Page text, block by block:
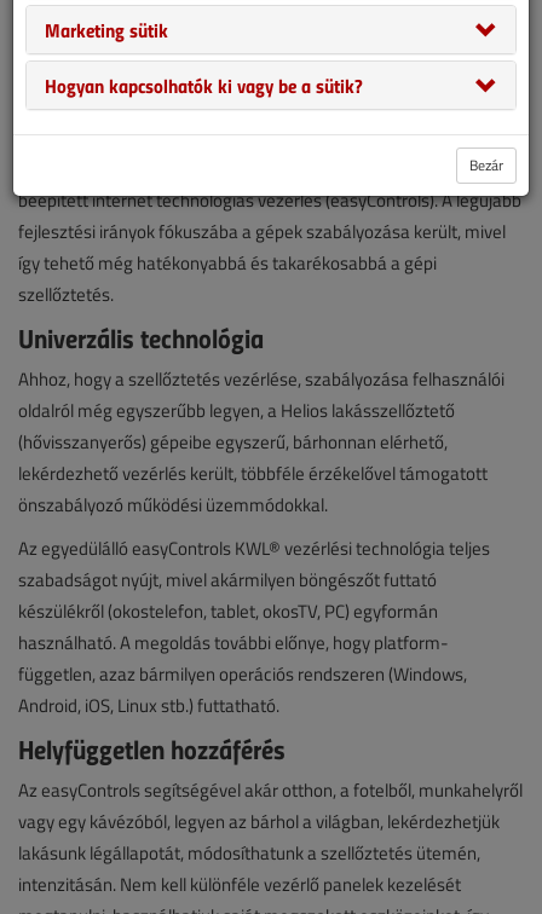
A digitális forradalom hatásaként az információs és
kommunikációs technológia robbanásszerű fejlődése
természetesen az épületgépészet és az ehhez kapcsolódó
épületfelügyeleti rendszerek – például intelligens lakások – világát
is érintette. A piacvezető német Helios ventilátorgyártó cég
beépített internet technológiás vezérlés (easyControls). A legújabb
fejlesztési irányok fókuszába a gépek szabályozása került, mivel
így tehető még hatékonyabbá és takarékosabbá a gépi
szellőztetés.
Univerzális technológia
Ahhoz, hogy a szellőztetés vezérlése, szabályozása felhasználói
oldalról még egyszerűbb legyen, a Helios lakásszellőztető
(hővisszanyerős) gépeibe egyszerű, bárhonnan elérhető,
lekérdezhető vezérlés került, többféle érzékelővel támogatott
önszabályozó működési üzemmódokkal.
Az egyedülálló easyControls KWL® vezérlési technológia teljes
szabadságot nyújt, mivel akármilyen böngészőt futtató
készülékről (okostelefon, tablet, okosTV, PC) egyformán
használható. A megoldás további előnye, hogy platform-
független, azaz bármilyen operációs rendszeren (Windows,
Android, iOS, Linux stb.) futtatható.
Helyfüggetlen hozzáférés
Az easyControls segítségével akár otthon, a fotelből, munkahelyről
vagy egy kávézóból, legyen az bárhol a világban, lekérdezhetjük
lakásunk légállapotát, módosíthatunk a szellőztetés ütemén,
intenzitásán. Nem kell különféle vezérlő panelek kezelését
Marketing sütik
Hogyan kapcsolhatók ki vagy be a sütik?
Bezár